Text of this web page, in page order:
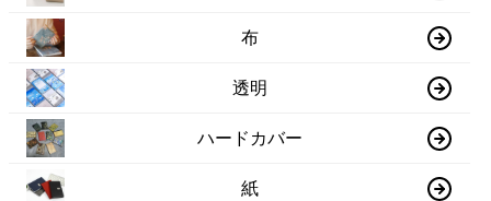
布
透明
ハードカバー
紙